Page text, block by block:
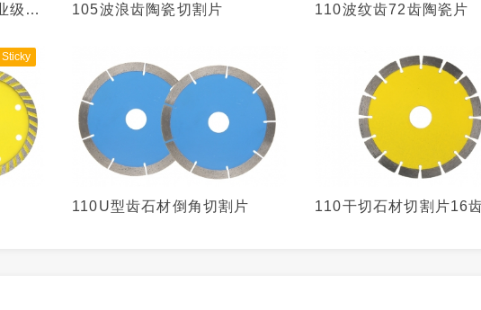
级陶
105波浪齿陶瓷切割片 110波纹齿72齿陶瓷片
Sticky
110U型齿石材倒角切割片 110干切石材切割片16